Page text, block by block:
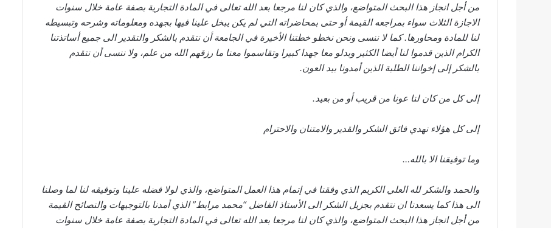
من أجل انجاز هذا البحث المتواضع، والذي كان لنا مرجعا بعد الله تعالى في المادة التجارية بصفة عامة خلال سنوات
الاجازة الثلاث سواء بمراجعه القيمة أو حتى بمحاضراته التي لم يكن يبخل علينا فيها بجهده ومعلوماته وشرحه وتبسيطه
لنا للمادة ومحاورها. كما لا ننسى ونحن نخطو خطتنا الأخيرة في الجامعة أن نتقدم بالشكر والتقدير الى جميع أساتذتنا
الكرام الذين قدموا لنا أيضا الكثير وبدلو معا جهدا كبيرا وتقاسموا معنا ما رزقهم الله من علم، ولا ننسى أن نتقدم
بالشكر إلى إخواننا الطلبة الذين أمدونا بيد العون.
إلى كل من كان لنا عونا من قريب أو من بعيد.
إلى كل هؤلاء نهدي فائق الشكر والقدير والامتنان والاحترام
وما توفيقنا الا بالله…
والحمد والشكر لله العلي الكريم الذي وفقنا في إتمام هذا العمل المتواضع، والذي لولا فضله علينا وتوفيقه لنا لما وصلنا
الى هذا كما يسعدنا ان نتقدم بجزيل الشكر الى الأستاذ الفاضل “محمد مرابط” الذي أمدنا بالتوجيهات والنصائح القيمة
من أجل انجاز هذا البحث المتواضع، والذي كان لنا مرجعا بعد الله تعالى في المادة التجارية بصفة عامة خلال سنوات